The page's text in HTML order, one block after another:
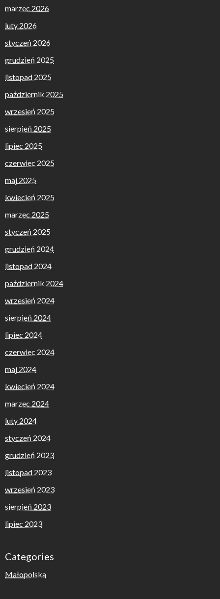
marzec 2026
luty 2026
styczeń 2026
grudzień 2025
listopad 2025
październik 2025
wrzesień 2025
sierpień 2025
lipiec 2025
czerwiec 2025
maj 2025
kwiecień 2025
marzec 2025
styczeń 2025
grudzień 2024
listopad 2024
październik 2024
wrzesień 2024
sierpień 2024
lipiec 2024
czerwiec 2024
maj 2024
kwiecień 2024
marzec 2024
luty 2024
styczeń 2024
grudzień 2023
listopad 2023
wrzesień 2023
sierpień 2023
lipiec 2023
Categories
Małopolska